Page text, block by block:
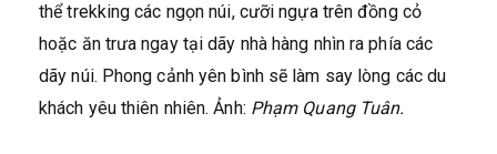
thể trekking các ngọn núi, cưỡi ngựa trên đồng cỏ
hoặc ăn trưa ngay tại dãy nhà hàng nhìn ra phía các
dãy núi. Phong cảnh yên bình sẽ làm say lòng các du
khách yêu thiên nhiên. Ảnh: Phạm Quang Tuân.